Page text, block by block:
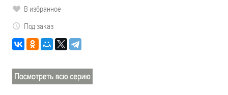
В избранное
Под заказ